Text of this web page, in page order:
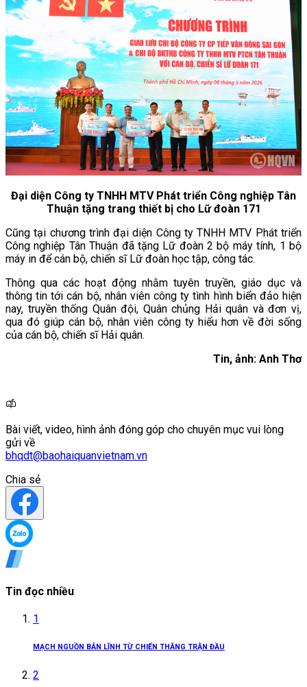
Đại diện Công ty TNHH MTV Phát triển Công nghiệp Tân
Thuận tặng trang thiết bị cho Lữ đoàn 171
Cũng tại chương trình đại diện Công ty TNHH MTV Phát triển
Công nghiệp Tân Thuận đã tặng Lữ đoàn 2 bộ máy tính, 1 bộ
máy in để cán bộ, chiến sĩ Lữ đoàn học tập, công tác.
Thông qua các hoạt động nhằm tuyên truyền, giáo dục và
thông tin tới cán bộ, nhân viên công ty tình hình biển đảo hiện
nay, truyền thống Quân đội, Quân chủng Hải quân và đơn vị,
qua đó giúp cán bộ, nhân viên công ty hiểu hơn về đời sống
của cán bộ, chiến sĩ Hải quân.
Tin, ảnh: Anh Thơ
Bài viết, video, hình ảnh đóng góp cho chuyên mục vui lòng
gửi về
bhqdt@baohaiquanvietnam.vn
Chia sẻ
Tin đọc nhiều
1
MẠCH NGUỒN BẢN LĨNH TỪ CHIẾN THẮNG TRẬN ĐẦU
2